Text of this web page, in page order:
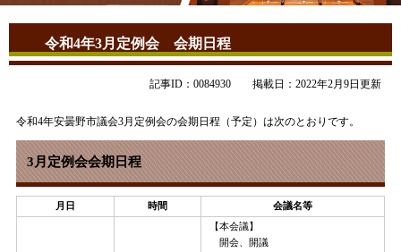
令和4年3月定例会 会期日程
記事ID：0084930 掲載日：2022年2月9日更新
令和4年安曇野市議会3月定例会の会期日程（予定）は次のとおりです。
3月定例会会期日程
月日 時間 会議名等
【本会議】
開会、開議